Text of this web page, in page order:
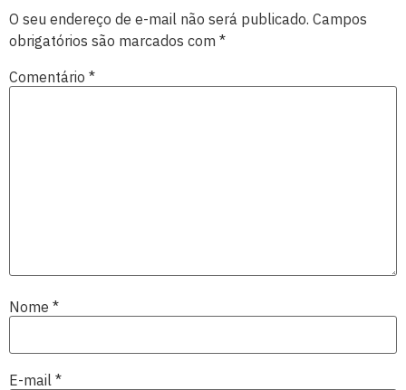
O seu endereço de e-mail não será publicado. Campos
obrigatórios são marcados com *
Comentário *
Nome *
E-mail *